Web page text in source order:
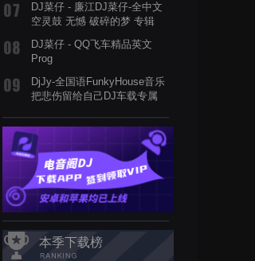
DJ菜仔 - 廉江DJ菜仔-全中文
空灵鼓 无憾 破碎的梦 专辑
DJ菜仔 - QQ飞车精品英文
Prog
DjJy-全国语FunkyHouse音乐
把悲伤留给自己DJ车载专属
本季下载榜